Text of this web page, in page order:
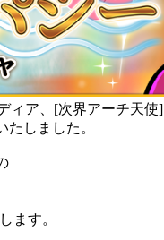
ィア、[次界アーチ天使
しました。
ます。